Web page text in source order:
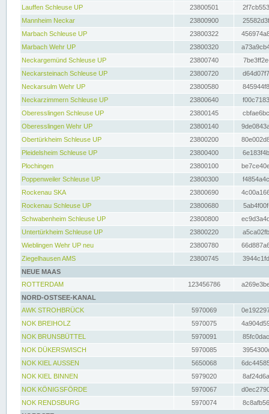
Lauffen Schleuse UP
23800501
Mannheim Neckar
23800900
Marbach Schleuse UP
23800322
Marbach Wehr UP
23800320
Neckargemünd Schleuse UP
23800740
Neckarsteinach Schleuse UP
23800720
Neckarsulm Wehr UP
23800580
Neckarzimmern Schleuse UP
23800640
Oberesslingen Schleuse UP
23800145
Oberesslingen Wehr UP
23800140
Obertürkheim Schleuse UP
23800200
Pleidelsheim Schleuse UP
23800400
Plochingen
23800100
Poppenweiler Schleuse UP
23800300
Rockenau SKA
23800690
Rockenau Schleuse UP
23800680
Schwabenheim Schleuse UP
23800800
Untertürkheim Schleuse UP
23800220
Wieblingen Wehr UP neu
23800780
Ziegelhausen AMS
23800745
NEUE MAAS
ROTTERDAM
123456786
NORD-OSTSEE-KANAL
AWK STROHBRÜCK
5970069
NOK BREIHOLZ
5970075
NOK BRUNSBÜTTEL
5970091
NOK DÜKERSWISCH
5970085
NOK KIEL AUSSEN
5650068
NOK KIEL BINNEN
5979020
NOK KÖNIGSFÖRDE
5970067
NOK RENDSBURG
5970074